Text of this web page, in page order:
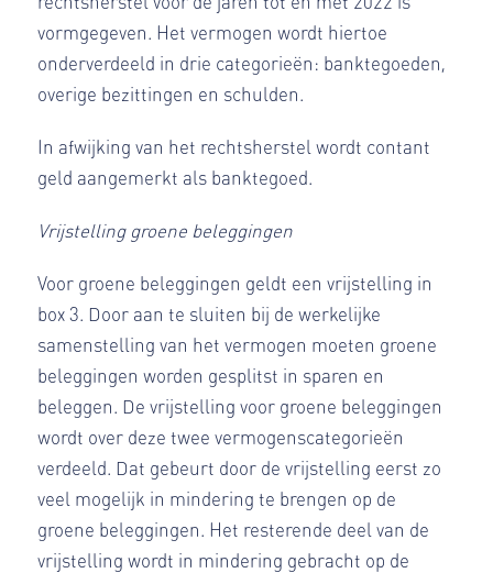
vormgegeven. Het vermogen wordt hiertoe
onderverdeeld in drie categorieën: banktegoeden,
overige bezittingen en schulden.
In afwijking van het rechtsherstel wordt contant
geld aangemerkt als banktegoed.
Vrijstelling groene beleggingen
Voor groene beleggingen geldt een vrijstelling in
box 3. Door aan te sluiten bij de werkelijke
samenstelling van het vermogen moeten groene
beleggingen worden gesplitst in sparen en
beleggen. De vrijstelling voor groene beleggingen
wordt over deze twee vermogenscategorieën
verdeeld. Dat gebeurt door de vrijstelling eerst zo
veel mogelijk in mindering te brengen op de
groene beleggingen. Het resterende deel van de
vrijstelling wordt in mindering gebracht op de